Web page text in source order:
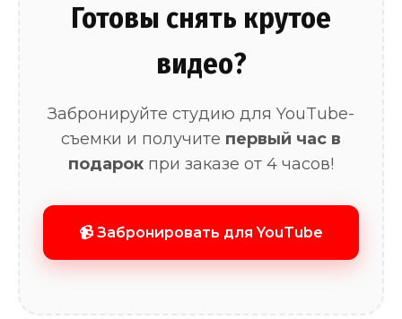
Готовы снять крутое
видео?
Забронируйте студию для YouTube-
съемки и получите первый час в
подарок при заказе от 4 часов!
📹 Забронировать для YouTube